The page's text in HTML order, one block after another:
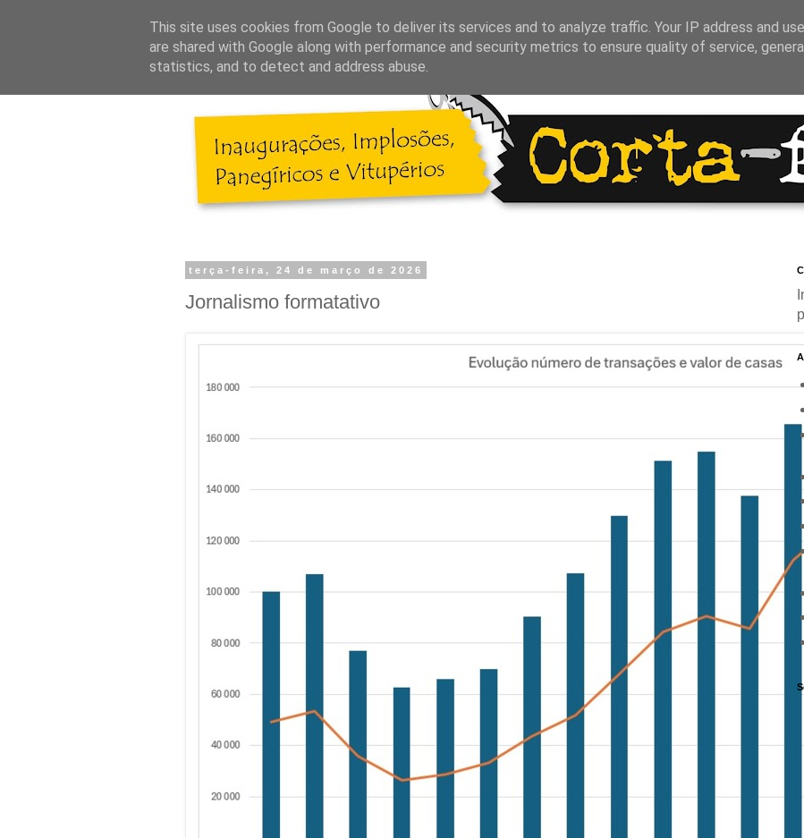
terça-feira, 24 de março de 2026
Jornalismo formatativo
This site uses cookies from Google to deliver its services and to analyze traffic. Your IP address and
are shared with Google along with performance and security metrics to ensure quality of service,
statistics, and to detect and address abuse.